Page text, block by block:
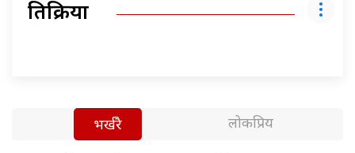
प्रतिक्रिया
भर्खरै लोकप्रिय